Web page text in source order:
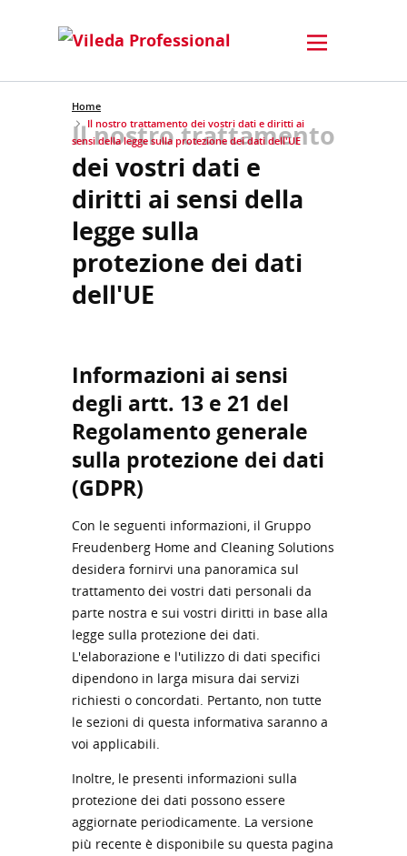
Home
Il nostro trattamento dei vostri dati e diritti ai
sensi della legge sulla protezione dei dati dell'UE
Il nostro trattamento
dei vostri dati e
diritti ai sensi della
legge sulla
protezione dei dati
dell'UE
Informazioni ai sensi
degli artt. 13 e 21 del
Regolamento generale
sulla protezione dei dati
(GDPR)
Con le seguenti informazioni, il Gruppo
Freudenberg Home and Cleaning Solutions
desidera fornirvi una panoramica sul
trattamento dei vostri dati personali da
parte nostra e sui vostri diritti in base alla
legge sulla protezione dei dati.
L'elaborazione e l'utilizzo di dati specifici
dipendono in larga misura dai servizi
richiesti o concordati. Pertanto, non tutte
le sezioni di questa informativa saranno a
voi applicabili.
Inoltre, le presenti informazioni sulla
protezione dei dati possono essere
aggiornate periodicamente. La versione
più recente è disponibile su questa pagina